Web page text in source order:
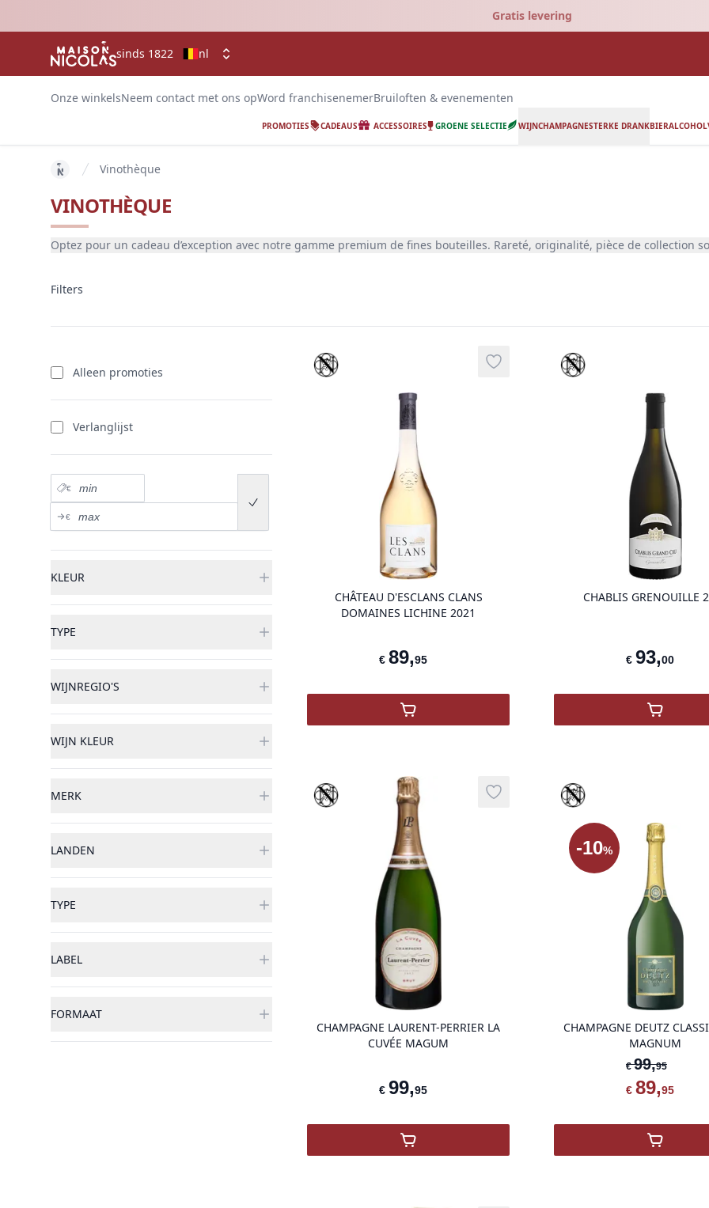
Gratis levering
sinds 1822 nl
Onze winkelsNeem contact met ons opWord franchisenemerBruiloften & evenementen
PROMOTIES CADEAUS ACCESSOIRES GROENE SELECTIE WIJNCHAMPAGNESTERKE DRANKBIER
Vinothèque
VINOTHÈQUE
info
Optez pour un cadeau d’exception avec notre gamme premium de fines bouteilles. Rareté, originalité, pièce de collection
Filters
Filters
Alleen promoties
Verlanglijst
Prix minimum
€
Prix maximum
€
Submit price range
KLEUR
TYPE
WIJNREGIO'S
WIJN KLEUR
MERK
LANDEN
TYPE
LABEL
FORMAAT
Vinothèque
CHÂTEAU D'ESCLANS CLANS
DOMAINES LICHINE 2021
€ 89,95
Add to wishlist
product variant items in cart, view bag
,CHÂTEAU D'ESCLANS CLANS DOMAINES
Vinothèque
CHABLIS GRENOUILLE
€ 93,00
,
Vinothèque
CHAMPAGNE LAURENT-PERRIER LA
CUVÉE MAGUM
€ 99,95
Add to wishlist
product variant items in cart, view bag
,Champagne Laurent Perrier La Cuvée Brut
Vinothèque
-10%
CHAMPAGNE DEUTZ
MAGNUM
€ 99,95
€ 89,95
,